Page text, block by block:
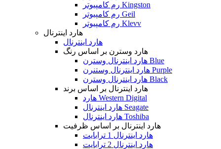
رم کامپیوتر Kingston
رم کامپیوتر Geil
رم کامپیوتر Klevv
هارد اینترنال
هارد اینترنال
هارد وسترن بر اساس رنگ
هارد اینترنال وسترن Blue
هارد اینترنال وستنرن Purple
هارد اینترنال وسترن Black
هارد اینترنال بر اساس برند
هارد Western Digital
هارد اینترنال Seagate
هارد اینترنال Toshiba
هارد اینترنال بر اساس ظرفیت
هارد اینترنال 1 ترابایت
هارد اینترنال 2 ترابایت